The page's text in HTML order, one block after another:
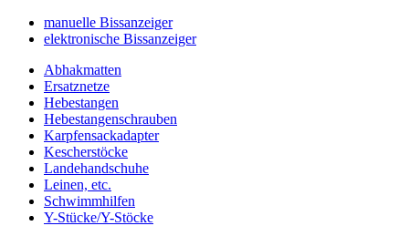
manuelle Bissanzeiger
elektronische Bissanzeiger
Abhakmatten
Ersatznetze
Hebestangen
Hebestangenschrauben
Karpfensackadapter
Kescherstöcke
Landehandschuhe
Leinen, etc.
Schwimmhilfen
Y-Stücke/Y-Stöcke